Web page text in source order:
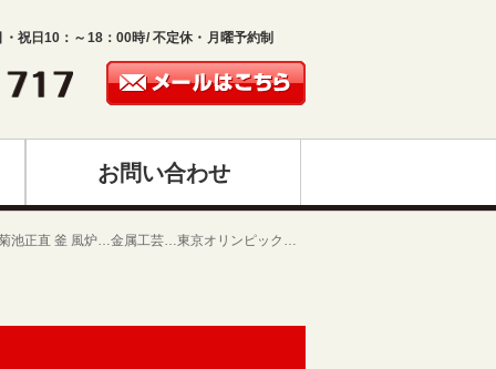
祝日10：～18：00時/ 不定休・月曜予約制
お問い合わせ
池正直 釜 風炉…金属工芸…東京オリンピック…